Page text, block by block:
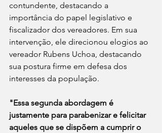
contundente, destacando a
importância do papel legislativo e
fiscalizador dos vereadores. Em sua
intervenção, ele direcionou elogios ao
vereador Rubens Uchoa, destacando
sua postura firme em defesa dos
interesses da população.
"Essa segunda abordagem é
justamente para parabenizar e felicitar
aqueles que se dispõem a cumprir o